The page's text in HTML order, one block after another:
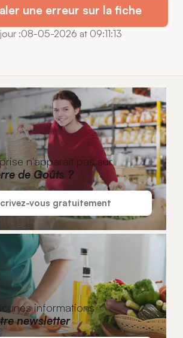
une erreur sur la fiche
:08-05-2026 at 09:11:13
n'apparaît pas sur
de Goûts ?
vous gratuitement
informations
newsletter